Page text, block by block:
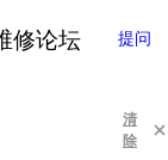
修论坛 提问
清
除